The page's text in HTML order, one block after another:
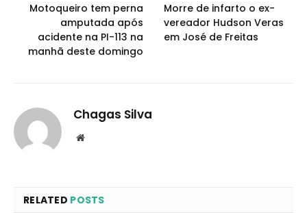
Motoqueiro tem perna
amputada após
acidente na PI-113 na
manhã deste domingo
Morre de infarto o ex-
vereador Hudson Veras
em José de Freitas
Chagas Silva
Website
RELATED POSTS